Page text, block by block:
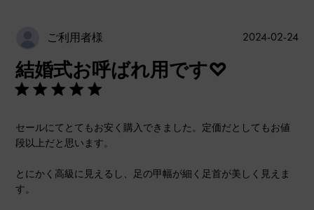
ご利用者様
結婚式お呼ばれ用です♡
セールにてとてもお安く購入できました。定価だとしてもお値
段以上だと思います。
とにかく高級に見えるし、足の甲幅が細く足首が美しく見えま
す。
公
2024-02-24